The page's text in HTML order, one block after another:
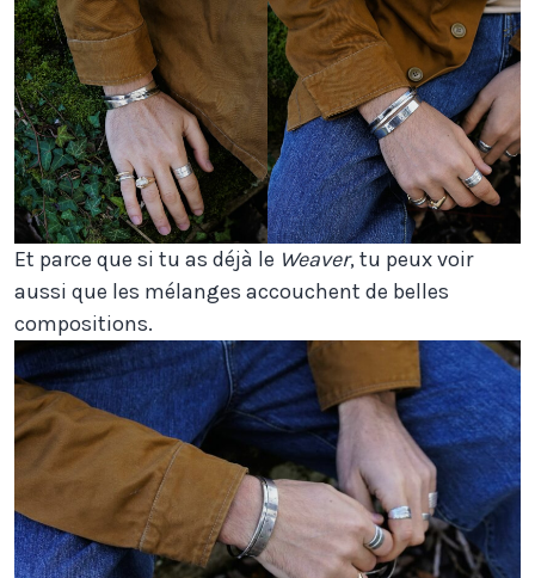
Et parce que si tu as déjà le Weaver, tu peux voir
aussi que les mélanges accouchent de belles
compositions.